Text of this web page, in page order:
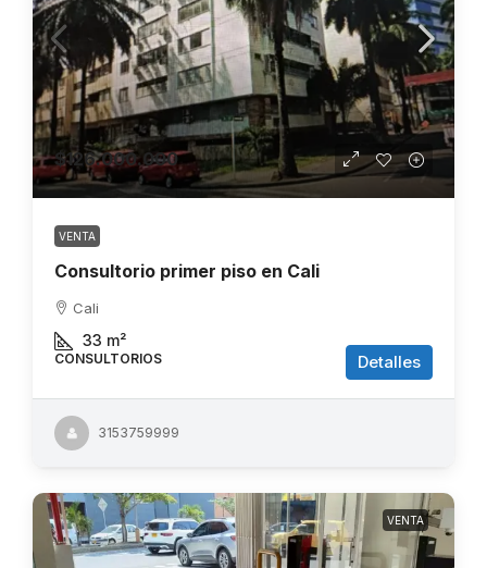
$126.000.000
VENTA
Consultorio primer piso en Cali
Cali
33 m²
CONSULTORIOS Detalles
3153759999
VENTA